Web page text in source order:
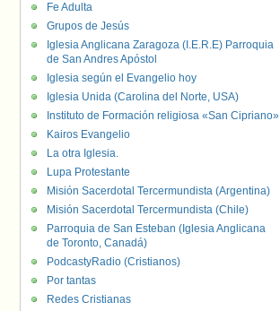
Fe Adulta
Grupos de Jesús
Iglesia Anglicana Zaragoza (I.E.R.E) Parroquia
de San Andres Apóstol
Iglesia según el Evangelio hoy
Iglesia Unida (Carolina del Norte, USA)
Instituto de Formación religiosa «San Cipriano»
Kairos Evangelio
La otra Iglesia.
Lupa Protestante
Misión Sacerdotal Tercermundista (Argentina)
Misión Sacerdotal Tercermundista (Chile)
Parroquia de San Esteban (Iglesia Anglicana
de Toronto, Canadá)
PodcastyRadio (Cristianos)
Por tantas
Redes Cristianas